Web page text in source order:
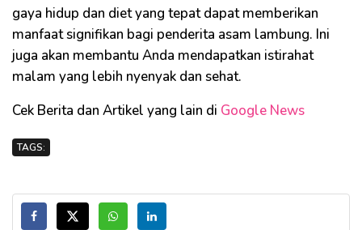
gaya hidup dan diet yang tepat dapat memberikan
manfaat signifikan bagi penderita asam lambung. Ini
juga akan membantu Anda mendapatkan istirahat
malam yang lebih nyenyak dan sehat.
Cek Berita dan Artikel yang lain di Google News
TAGS: